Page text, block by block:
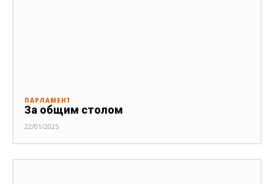
ПАРЛАМЕНТ
За общим столом
22/01/2025